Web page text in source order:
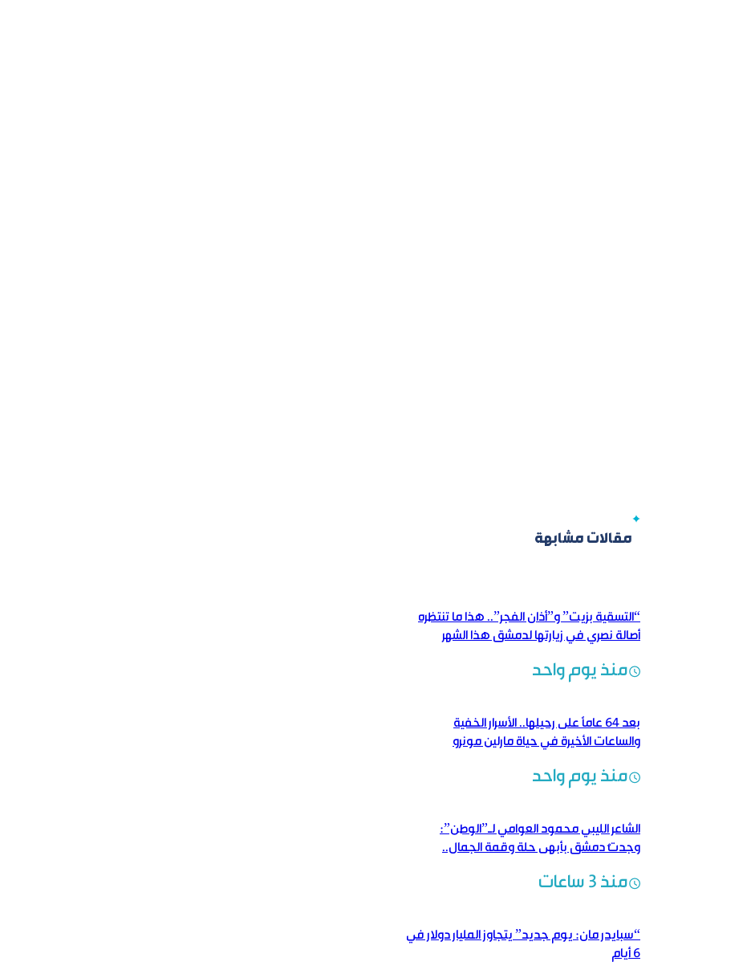
مقالات مشابهة
“التسقية بزيت” و”أذان الفجر”.. هذا ما تنتظره
أصالة نصري في زيارتها لدمشق هذا الشهر
منذ يوم واحد
بعد 64 عاماً على رحيلها.. الأسرار الخفية
والساعات الأخيرة في حياة مارلين مونرو
منذ يوم واحد
الشاعر الليبي محمود العوامي لـ”الوطن”:
وجدتُ دمشق بأبهى حلة وقمة الجمال..
البائدمنذ 3 ساعات
“سبايدر مان: يوم جديد” يتجاوز المليار دولار في
6 أيام